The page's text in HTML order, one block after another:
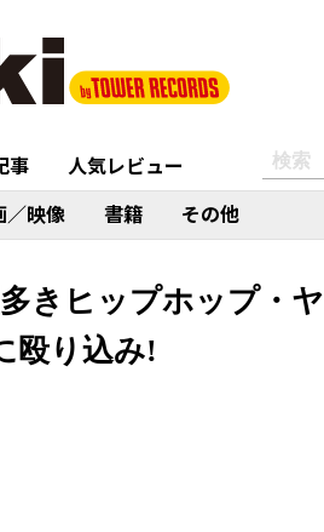
事
人気レビュー
／映像 書籍 その他
きヒップホップ・
殴り込み!